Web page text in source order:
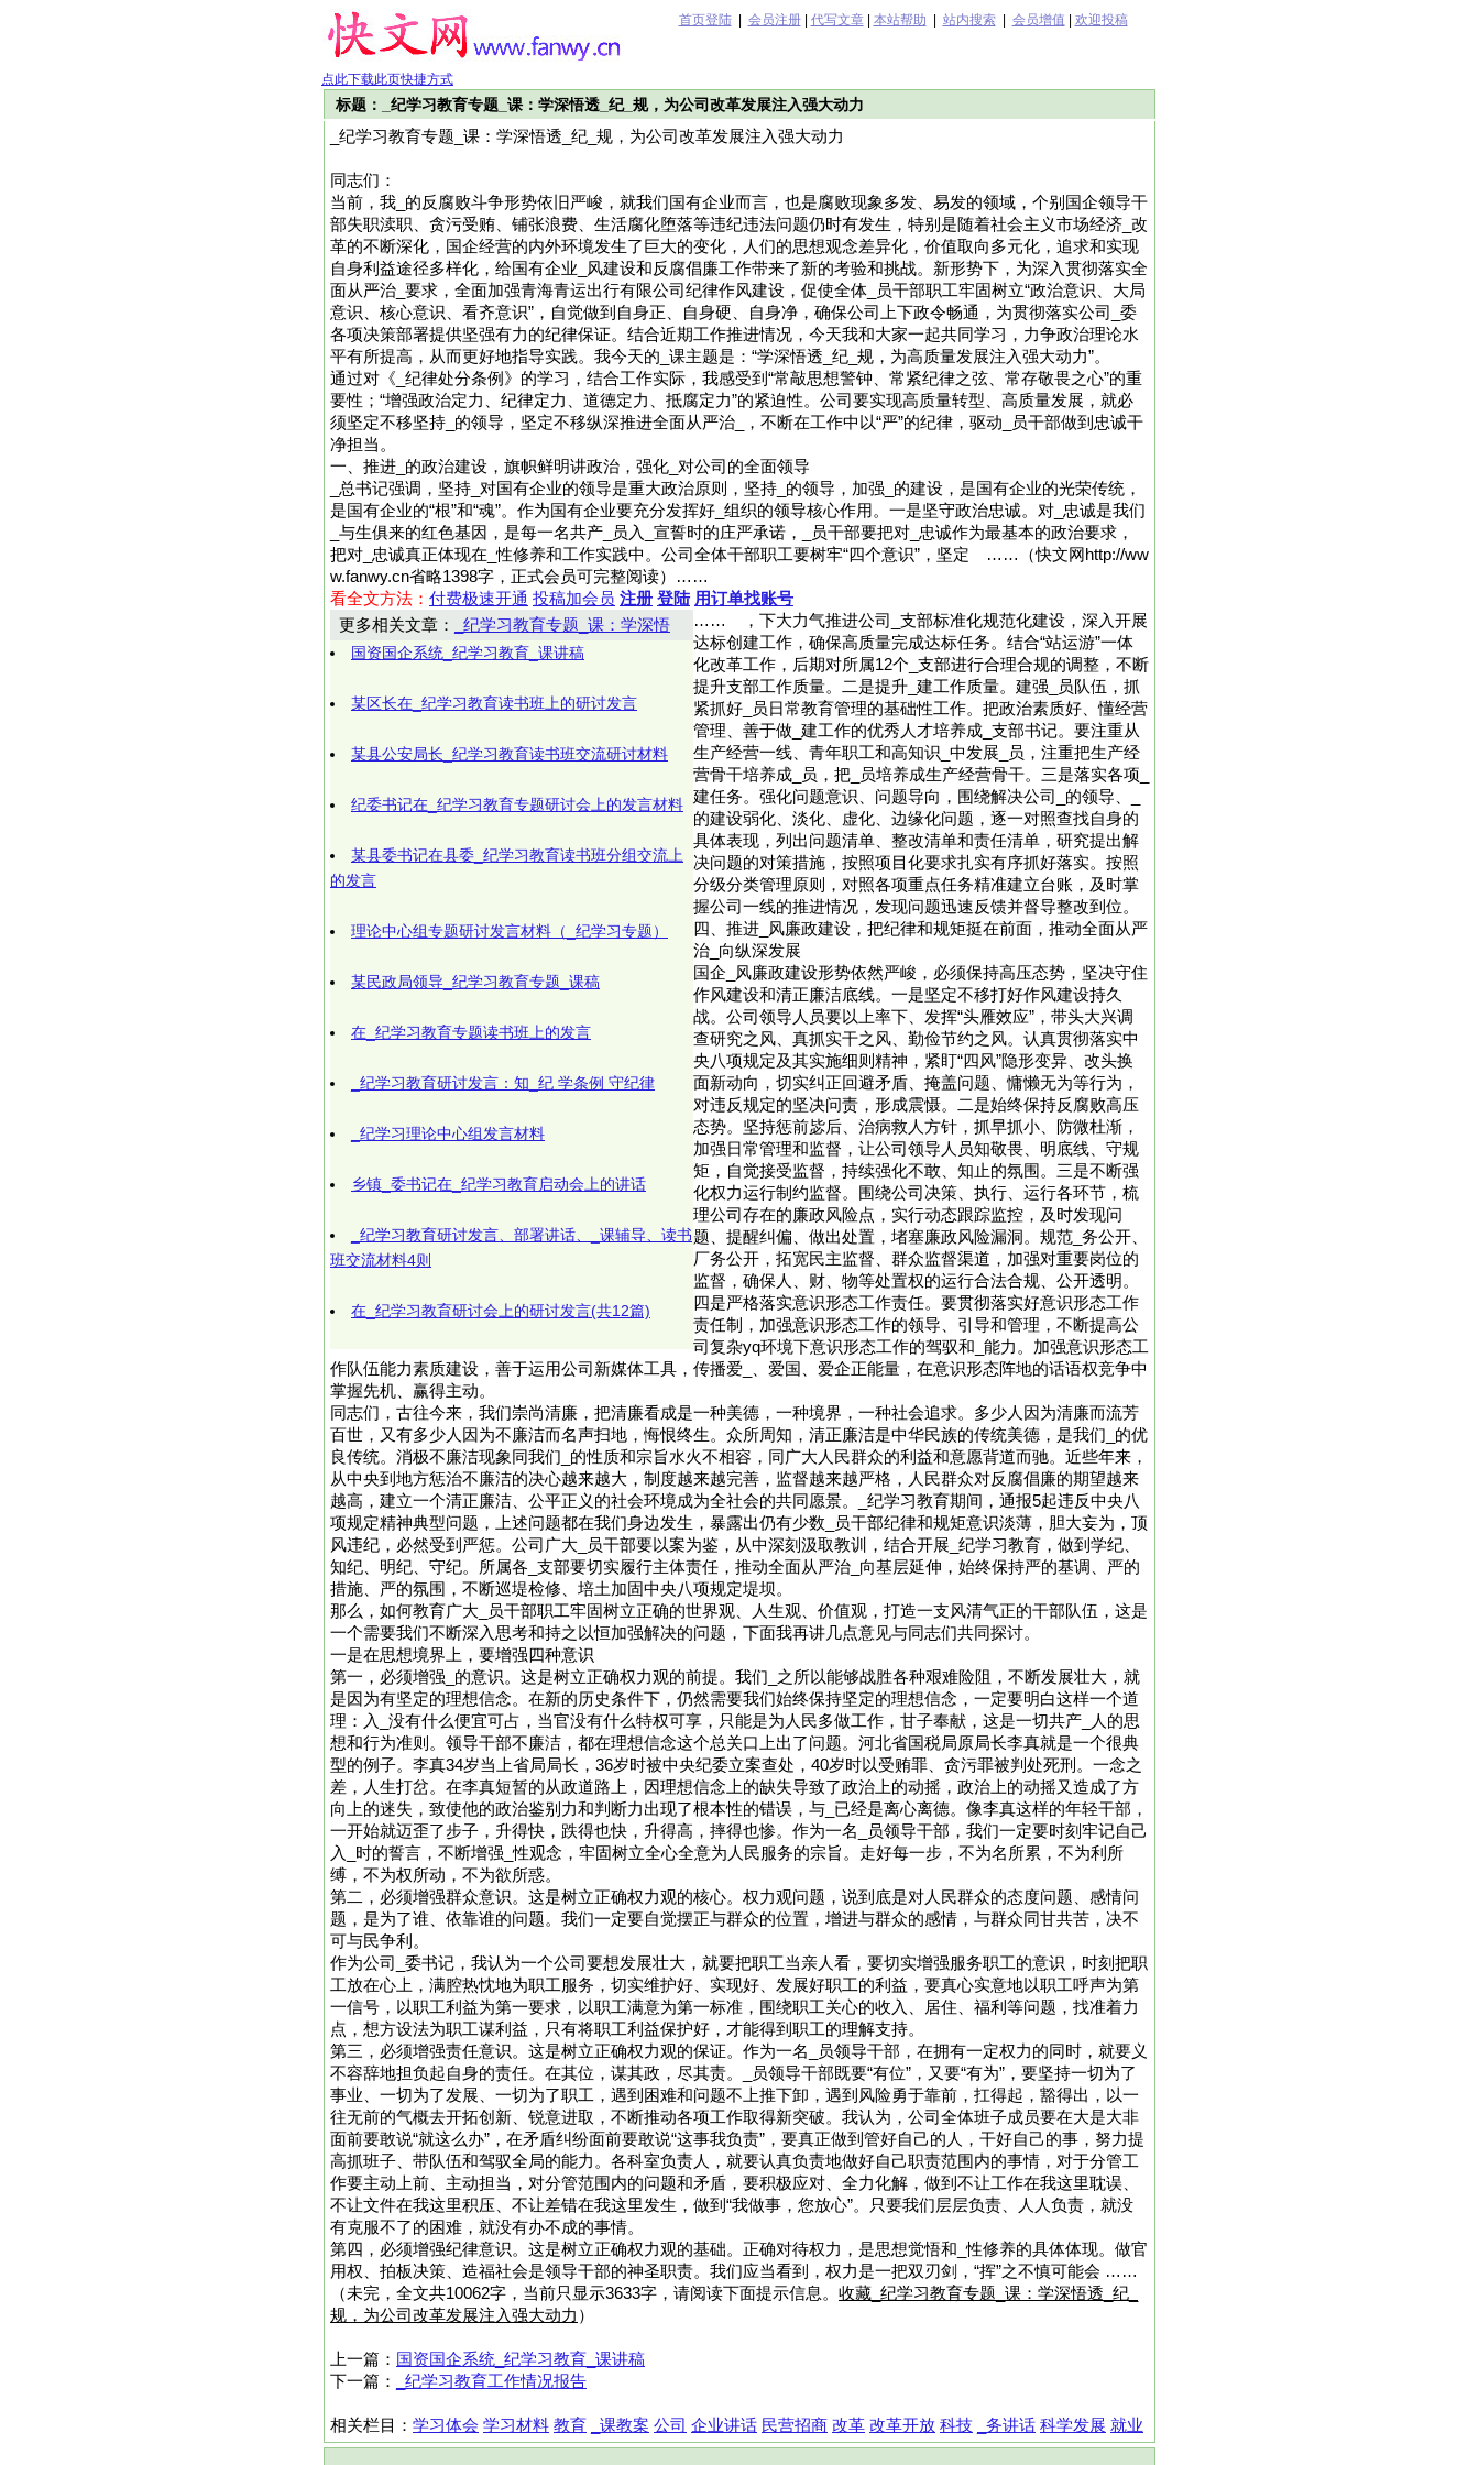
首页登陆| 会员注册| 代写文章| 本站帮助 站内搜索| 会员增值 欢迎投稿
点此下载此页快捷方式
标题：_纪学习教育专题_课：学深悟透_纪_规，为公司改革发展注入强大动力
_纪学习教育专题_课：学深悟透_纪_规，为公司改革发展注入强大动力
同志们：
当前，我_的反腐败斗争形势依旧严峻，就我们国有企业而言，也是腐败现象多发、易发的领域，个别国企领导干
部失职渎职、贪污受贿、铺张浪费、生活腐化堕落等违纪违法问题仍时有发生，特别是随着社会主义市场经济_改
革的不断深化，国企经营的内外环境发生了巨大的变化，人们的思想观念差异化，价值取向多元化，追求和实现
自身利益途径多样化，给国有企业_风建设和反腐倡廉工作带来了新的考验和挑战。新形势下，为深入贯彻落实全
面从严治_要求，全面加强青海青运出行有限公司纪律作风建设，促使全体_员干部职工牢固树立“政治意识、大局
意识、核心意识、看齐意识”，自觉做到自身正、自身硬、自身净，确保公司上下政令畅通，为贯彻落实公司_委
各项决策部署提供坚强有力的纪律保证。结合近期工作推进情况，今天我和大家一起共同学习，力争政治理论水
平有所提高，从而更好地指导实践。我今天的_课主题是：“学深悟透_纪_规，为高质量发展注入强大动力”。
通过对《_纪律处分条例》的学习，结合工作实际，我感受到“常敲思想警钟、常紧纪律之弦、常存敬畏之心”的重
要性；“增强政治定力、纪律定力、道德定力、抵腐定力”的紧迫性。公司要实现高质量转型、高质量发展，就必
须坚定不移坚持_的领导，坚定不移纵深推进全面从严治_，不断在工作中以“严”的纪律，驱动_员干部做到忠诚干
净担当。
一、推进_的政治建设，旗帜鲜明讲政治，强化_对公司的全面领导
_总书记强调，坚持_对国有企业的领导是重大政治原则，坚持_的领导，加强_的建设，是国有企业的光荣传统，
是国有企业的“根”和“魂”。作为国有企业要充分发挥好_组织的领导核心作用。一是坚守政治忠诚。对_忠诚是我们
_与生俱来的红色基因，是每一名共产_员入_宣誓时的庄严承诺，_员干部要把对_忠诚作为最基本的政治要求，
把对_忠诚真正体现在_性修养和工作实践中。公司全体干部职工要树牢“四个意识”，坚定 ……（快文网http://ww
w.fanwy.cn省略1398字，正式会员可完整阅读）……
看全文方法： 付费极速开通 投稿加会员 注册 登陆 用订单找账号
……
更多相关文章： _纪学习教育专题_课：学深悟
国资国企系统_纪学习教育_课讲稿
某区长在_纪学习教育读书班上的研讨发言
某县公安局长_纪学习教育读书班交流研讨材料
纪委书记在_纪学习教育专题研讨会上的发言材料
某县委书记在县委_纪学习教育读书班分组交流上
的发言
理论中心组专题研讨发言材料（_纪学习专题）
某民政局领导_纪学习教育专题_课稿
在_纪学习教育专题读书班上的发言
_纪学习教育研讨发言：知_纪 学条例 守纪律
_纪学习理论中心组发言材料
乡镇_委书记在_纪学习教育启动会上的讲话
_纪学习教育研讨发言、部署讲话、_课辅导、读书
班交流材料4则
在_纪学习教育研讨会上的研讨发言(共12篇)
，下大力气推进公司_支部标准化规范化建设，深入开展
达标创建工作，确保高质量完成达标任务。结合“站运游”一体
化改革工作，后期对所属12个_支部进行合理合规的调整，不断
提升支部工作质量。二是提升_建工作质量。建强_员队伍，抓
紧抓好_员日常教育管理的基础性工作。把政治素质好、懂经营
管理、善于做_建工作的优秀人才培养成_支部书记。要注重从
生产经营一线、青年职工和高知识_中发展_员，注重把生产经
营骨干培养成_员，把_员培养成生产经营骨干。三是落实各项_
建任务。强化问题意识、问题导向，围绕解决公司_的领导、_
的建设弱化、淡化、虚化、边缘化问题，逐一对照查找自身的
具体表现，列出问题清单、整改清单和责任清单，研究提出解
决问题的对策措施，按照项目化要求扎实有序抓好落实。按照
分级分类管理原则，对照各项重点任务精准建立台账，及时掌
握公司一线的推进情况，发现问题迅速反馈并督导整改到位。
四、推进_风廉政建设，把纪律和规矩挺在前面，推动全面从严
治_向纵深发展
国企_风廉政建设形势依然严峻，必须保持高压态势，坚决守住
作风建设和清正廉洁底线。一是坚定不移打好作风建设持久
战。公司领导人员要以上率下、发挥“头雁效应”，带头大兴调
查研究之风、真抓实干之风、勤俭节约之风。认真贯彻落实中
央八项规定及其实施细则精神，紧盯“四风”隐形变异、改头换
面新动向，切实纠正回避矛盾、掩盖问题、慵懒无为等行为，
对违反规定的坚决问责，形成震慑。二是始终保持反腐败高压
态势。坚持惩前毖后、治病救人方针，抓早抓小、防微杜渐，
加强日常管理和监督，让公司领导人员知敬畏、明底线、守规
矩，自觉接受监督，持续强化不敢、知止的氛围。三是不断强
化权力运行制约监督。围绕公司决策、执行、运行各环节，梳
理公司存在的廉政风险点，实行动态跟踪监控，及时发现问
题、提醒纠偏、做出处置，堵塞廉政风险漏洞。规范_务公开、
厂务公开，拓宽民主监督、群众监督渠道，加强对重要岗位的
监督，确保人、财、物等处置权的运行合法合规、公开透明。
四是严格落实意识形态工作责任。要贯彻落实好意识形态工作
责任制，加强意识形态工作的领导、引导和管理，不断提高公
司复杂yq环境下意识形态工作的驾驭和_能力。加强意识形态工
作队伍能力素质建设，善于运用公司新媒体工具，传播爱_、爱国、爱企正能量，在意识形态阵地的话语权竞争中
掌握先机、赢得主动。
同志们，古往今来，我们崇尚清廉，把清廉看成是一种美德，一种境界，一种社会追求。多少人因为清廉而流芳
百世，又有多少人因为不廉洁而名声扫地，悔恨终生。众所周知，清正廉洁是中华民族的传统美德，是我们_的优
良传统。消极不廉洁现象同我们_的性质和宗旨水火不相容，同广大人民群众的利益和意愿背道而驰。近些年来，
从中央到地方惩治不廉洁的决心越来越大，制度越来越完善，监督越来越严格，人民群众对反腐倡廉的期望越来
越高，建立一个清正廉洁、公平正义的社会环境成为全社会的共同愿景。_纪学习教育期间，通报5起违反中央八
项规定精神典型问题，上述问题都在我们身边发生，暴露出仍有少数_员干部纪律和规矩意识淡薄，胆大妄为，顶
风违纪，必然受到严惩。公司广大_员干部要以案为鉴，从中深刻汲取教训，结合开展_纪学习教育，做到学纪、
知纪、明纪、守纪。所属各_支部要切实履行主体责任，推动全面从严治_向基层延伸，始终保持严的基调、严的
措施、严的氛围，不断巡堤检修、培土加固中央八项规定堤坝。
那么，如何教育广大_员干部职工牢固树立正确的世界观、人生观、价值观，打造一支风清气正的干部队伍，这是
一个需要我们不断深入思考和持之以恒加强解决的问题，下面我再讲几点意见与同志们共同探讨。
一是在思想境界上，要增强四种意识
第一，必须增强_的意识。这是树立正确权力观的前提。我们_之所以能够战胜各种艰难险阻，不断发展壮大，就
是因为有坚定的理想信念。在新的历史条件下，仍然需要我们始终保持坚定的理想信念，一定要明白这样一个道
理：入_没有什么便宜可占，当官没有什么特权可享，只能是为人民多做工作，甘子奉献，这是一切共产_人的思
想和行为准则。领导干部不廉洁，都在理想信念这个总关口上出了问题。河北省国税局原局长李真就是一个很典
型的例子。李真34岁当上省局局长，36岁时被中央纪委立案查处，40岁时以受贿罪、贪污罪被判处死刑。一念之
差，人生打岔。在李真短暂的从政道路上，因理想信念上的缺失导致了政治上的动摇，政治上的动摇又造成了方
向上的迷失，致使他的政治鉴别力和判断力出现了根本性的错误，与_已经是离心离德。像李真这样的年轻干部，
一开始就迈歪了步子，升得快，跌得也快，升得高，摔得也惨。作为一名_员领导干部，我们一定要时刻牢记自己
入_时的誓言，不断增强_性观念，牢固树立全心全意为人民服务的宗旨。走好每一步，不为名所累，不为利所
缚，不为权所动，不为欲所惑。
第二，必须增强群众意识。这是树立正确权力观的核心。权力观问题，说到底是对人民群众的态度问题、感情问
题，是为了谁、依靠谁的问题。我们一定要自觉摆正与群众的位置，增进与群众的感情，与群众同甘共苦，决不
可与民争利。
作为公司_委书记，我认为一个公司要想发展壮大，就要把职工当亲人看，要切实增强服务职工的意识，时刻把职
工放在心上，满腔热忱地为职工服务，切实维护好、实现好、发展好职工的利益，要真心实意地以职工呼声为第
一信号，以职工利益为第一要求，以职工满意为第一标准，围绕职工关心的收入、居住、福利等问题，找准着力
点，想方设法为职工谋利益，只有将职工利益保护好，才能得到职工的理解支持。
第三，必须增强责任意识。这是树立正确权力观的保证。作为一名_员领导干部，在拥有一定权力的同时，就要义
不容辞地担负起自身的责任。在其位，谋其政，尽其责。_员领导干部既要“有位”，又要“有为”，要坚持一切为了
事业、一切为了发展、一切为了职工，遇到困难和问题不上推下卸，遇到风险勇于靠前，扛得起，豁得出，以一
往无前的气概去开拓创新、锐意进取，不断推动各项工作取得新突破。我认为，公司全体班子成员要在大是大非
面前要敢说“就这么办”，在矛盾纠纷面前要敢说“这事我负责”，要真正做到管好自己的人，干好自己的事，努力提
高抓班子、带队伍和驾驭全局的能力。各科室负责人，就要认真负责地做好自己职责范围内的事情，对于分管工
作要主动上前、主动担当，对分管范围内的问题和矛盾，要积极应对、全力化解，做到不让工作在我这里耽误、
不让文件在我这里积压、不让差错在我这里发生，做到“我做事，您放心”。只要我们层层负责、人人负责，就没
有克服不了的困难，就没有办不成的事情。
第四，必须增强纪律意识。这是树立正确权力观的基础。正确对待权力，是思想觉悟和_性修养的具体体现。做官
用权、拍板决策、造福社会是领导干部的神圣职责。我们应当看到，权力是一把双刃剑，“挥”之不慎可能会 ……
（未完，全文共10062字，当前只显示3633字，请阅读下面提示信息。 收藏_纪学习教育专题_课：学深悟透_纪_
规，为公司改革发展注入强大动力 ）
上一篇： 国资国企系统_纪学习教育_课讲稿
下一篇：
_纪学习教育工作情况报告
相关栏目： 学习体会 学习材料 教育 _课教案 公司 企业讲话 民营招商 改革 改革开放 科技 _务讲话 科学发展 就业